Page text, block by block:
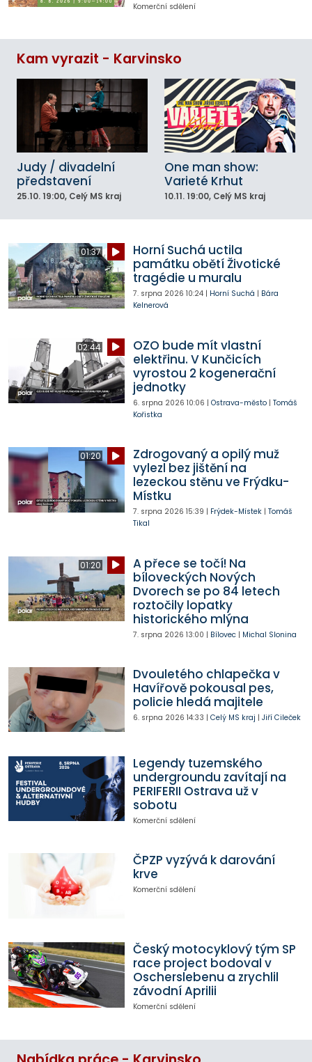
Komerční sdělení
Kam vyrazit - Karvinsko
Judy / divadelní
představení
25.10. 19:00, Celý MS kraj
One man show:
Varieté Krhut
10.11. 19:00, Celý MS kraj
01:37
Horní Suchá uctila
památku obětí Životické
tragédie u muralu
7. srpna 2026 10:24| Horní Suchá | Bára
Kelnerová
02:44
OZO bude mít vlastní
elektřinu. V Kunčicích
vyrostou 2 kogenerační
jednotky
6. srpna 2026 10:06 | Ostrava-město| Tomáš
Kořistka
01:20
Zdrogovaný a opilý muž
vylezl bez jištění na
lezeckou stěnu ve Frýdku-
Místku
7. srpna 2026 15:39 | Frýdek-Místek| Tomáš
Tikal
01:20
A přece se točí! Na
bíloveckých Nových
Dvorech se po 84 letech
roztočily lopatky
historického mlýna
7. srpna 2026 13:00 | Bílovec| Michal Slonina
Dvouletého chlapečka v
Havířově pokousal pes,
policie hledá majitele
6. srpna 2026 14:33 | Celý MS kraj | Jiří Cileček
Legendy tuzemského
undergroundu zavítají na
PERIFERII Ostrava už v
sobotu
Komerční sdělení
ČPZP vyzývá k darování
krve
Komerční sdělení
Český motocyklový tým SP
race project bodoval v
Oscherslebenu a zrychlil
závodní Aprilii
Komerční sdělení